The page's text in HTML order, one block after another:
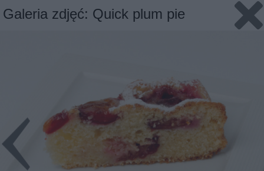
Galeria zdjęć: Quick plum pie